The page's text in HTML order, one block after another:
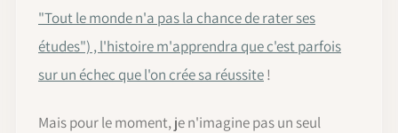
"Tout le monde n'a pas la chance de rater ses
études") , l'histoire m'apprendra que c'est parfois
sur un échec que l'on crée sa réussite!
Mais pour le moment, je n'imagine pas un seul